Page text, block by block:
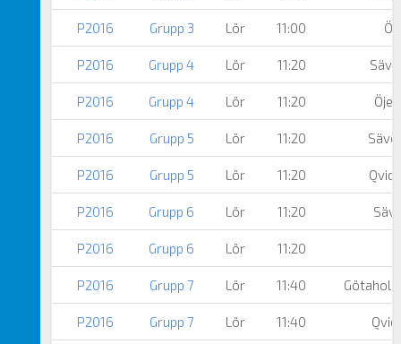
P2016 Grupp 3 Lör 11:00
P2016 Grupp 4 Lör 11:20
P2016 Grupp 4 Lör 11:20
P2016 Grupp 5 Lör 11:20
P2016 Grupp 5 Lör 11:20
P2016 Grupp 6 Lör 11:20
P2016 Grupp 6 Lör 11:20
P2016 Grupp 7 Lör 11:40
P2016 Grupp 7 Lör 11:40